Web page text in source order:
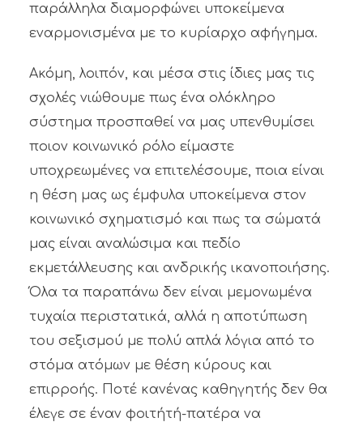
παράλληλα διαμορφώνει υποκείμενα
εναρμονισμένα με το κυρίαρχο αφήγημα.
Ακόμη, λοιπόν, και μέσα στις ίδιες μας τις
σχολές νιώθουμε πως ένα ολόκληρο
σύστημα προσπαθεί να μας υπενθυμίσει
ποιον κοινωνικό ρόλο είμαστε
υποχρεωμένες να επιτελέσουμε, ποια είναι
η θέση μας ως έμφυλα υποκείμενα στον
κοινωνικό σχηματισμό και πως τα σώματά
μας είναι αναλώσιμα και πεδίο
εκμετάλλευσης και ανδρικής ικανοποιήσης.
Όλα τα παραπάνω δεν είναι μεμονωμένα
τυχαία περιστατικά, αλλά η αποτύπωση
του σεξισμού με πολύ απλά λόγια από το
στόμα ατόμων με θέση κύρους και
επιρροής. Ποτέ κανένας καθηγητής δεν θα
έλεγε σε έναν φοιτήτή-πατέρα να